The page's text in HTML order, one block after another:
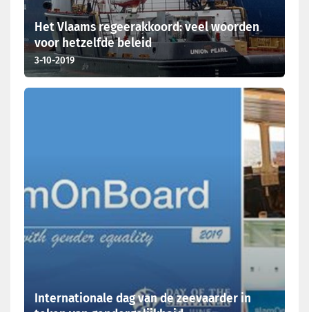
Het Vlaams regeerakkoord: veel woorden
voor hetzelfde beleid
3-10-2019
Internationale dag van de zeevaarder in